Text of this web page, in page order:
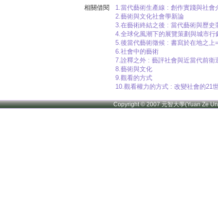
相關借閱
1.當代藝術生產線 : 創作實踐與社會
2.藝術與文化社會學新論
3.在藝術終結之後 : 當代藝術與歷
4.全球化風潮下的展覽策劃與城市
5.後當代藝術徵候 : 書寫於在地之
6.社會中的藝術
7.詮釋之外 : 藝評社會與近當代前衛
8.藝術與文化
9.觀看的方式
10.觀看權力的方式 : 改變社會的21
Copyright © 2007 元智大學(Yuan Ze